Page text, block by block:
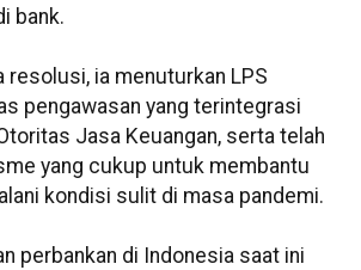
bank.
resolusi, ia menuturkan LPS
pengawasan yang terintegrasi
Jasa Keuangan, serta telah
yang cukup untuk membantu
kondisi sulit di masa pandemi.
perbankan di Indonesia saat ini